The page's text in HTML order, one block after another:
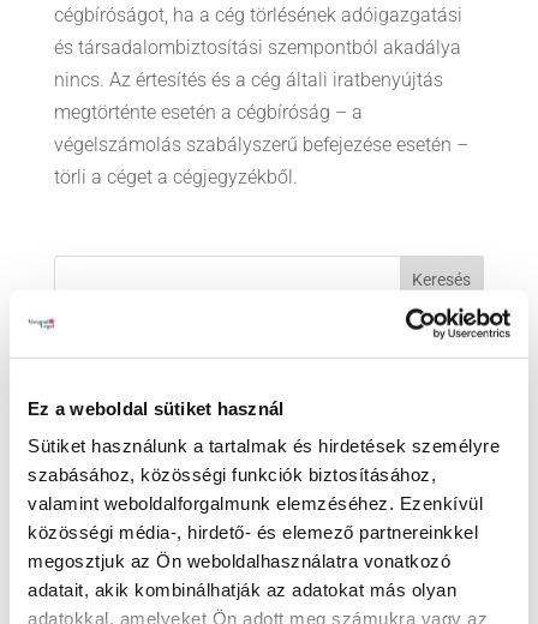
Ez a weboldal sütiket használ
Sütiket használunk a tartalmak és hirdetések személyre
szabásához, közösségi funkciók biztosításához,
valamint weboldalforgalmunk elemzéséhez. Ezenkívül
közösségi média-, hirdető- és elemező partnereinkkel
megosztjuk az Ön weboldalhasználatra vonatkozó
adatait, akik kombinálhatják az adatokat más olyan
adatokkal, amelyeket Ön adott meg számukra vagy az
cégbíróságot, ha a cég törlésének adóigazgatási
és társadalombiztosítási szempontból akadálya
nincs. Az értesítés és a cég általi iratbenyújtás
megtörténte esetén a cégbíróság – a
végelszámolás szabályszerű befejezése esetén –
törli a céget a cégjegyzékből.
LEGUTÓBBI BEJEGYZÉSEK
„Trónok harca” a családi vállalatokban – Irodánk
Előadás a Cseh-Magyar Üzleti Klubban
Partner ügyvédünk is részt vett a svéd–magyar
üzleti kapcsolatok fennállásának 30. évfordulója
alkalmából rendezett ünnepségen